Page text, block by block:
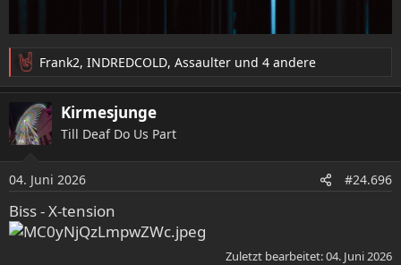
R
e
k
t
n
e
n
:
Frank2, INDREDCOLD, Assaulter und 4 andere
Kirmesjunge
Till Deaf Do Us Part
04. Juni 2026 #24.696
Biss - X-tension
Zuletzt bearbeitet:04. Juni 2026